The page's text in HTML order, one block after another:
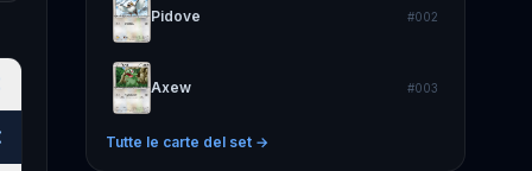
Pidove #002
Axew #003
Tutte le carte del set →